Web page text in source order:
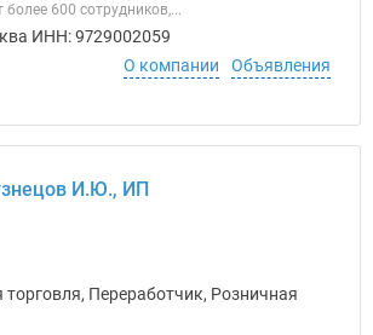
600 сотрудников,...
ИНН: 9729002059
О компании
Объявления
И.Ю., ИП
торговля, Переработчик, Розничная